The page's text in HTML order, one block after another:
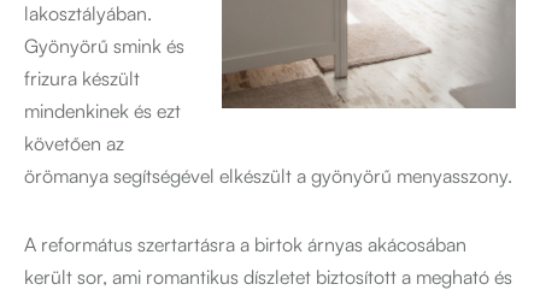
lakosztályában.
Gyönyörű smink és
frizura készült
mindenkinek és ezt
követően az
örömanya segítségével elkészült a gyönyörű menyasszony.
A református szertartásra a birtok árnyas akácosában
került sor, ami romantikus díszletet biztosított a megható és